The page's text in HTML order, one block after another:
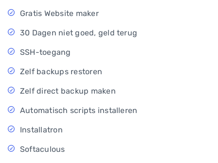
Gratis Website maker
30 Dagen niet goed, geld terug
SSH-toegang
Zelf backups restoren
Zelf direct backup maken
Automatisch scripts installeren
Installatron
Softaculous